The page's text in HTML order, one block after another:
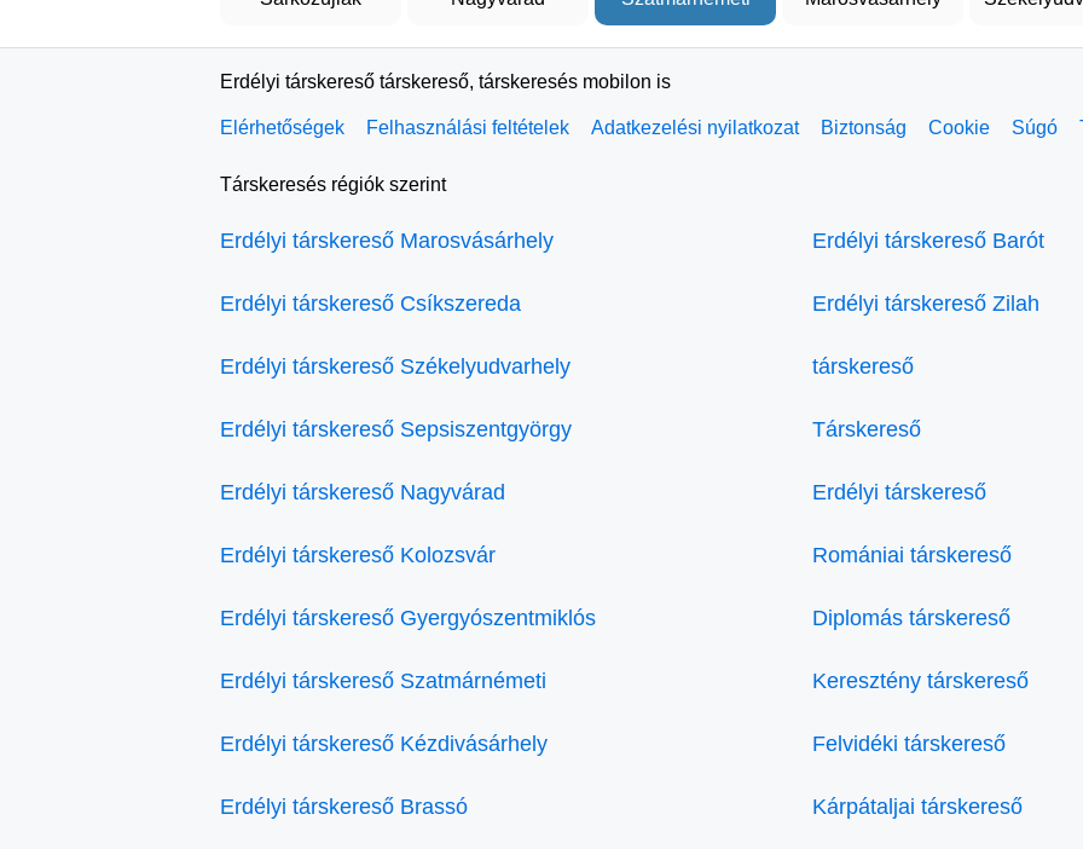
Erdélyi társkereső társkereső, társkeresés mobilon is
Elérhetőségek Felhasználási feltételek Adatkezelési nyilatkozat Biztonság Cookie Súgó
Társkeresés régiók szerint
Erdélyi társkereső Marosvásárhely
Erdélyi társkereső Csíkszereda
Erdélyi társkereső Székelyudvarhely
Erdélyi társkereső Sepsiszentgyörgy
Erdélyi társkereső Nagyvárad
Erdélyi társkereső Kolozsvár
Erdélyi társkereső Gyergyószentmiklós
Erdélyi társkereső Szatmárnémeti
Erdélyi társkereső Kézdivásárhely
Erdélyi társkereső Brassó
Erdélyi társkereső Barót
Erdélyi társkereső Zilah
társkereső
Társkereső
Erdélyi társkereső
Romániai társkereső
Diplomás társkereső
Keresztény társkereső
Felvidéki társkereső
Kárpátaljai társkereső